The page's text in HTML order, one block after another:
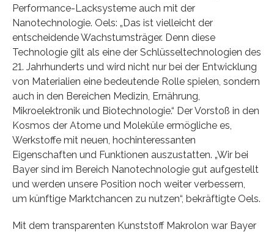
Performance-Lacksysteme auch mit der
Nanotechnologie. Oels: „Das ist vielleicht der
entscheidende Wachstumsträger. Denn diese
Technologie gilt als eine der Schlüsseltechnologien des
21. Jahrhunderts und wird nicht nur bei der Entwicklung
von Materialien eine bedeutende Rolle spielen, sondern
auch in den Bereichen Medizin, Ernährung,
Mikroelektronik und Biotechnologie.“ Der Vorstoß in den
Kosmos der Atome und Moleküle ermögliche es,
Werkstoffe mit neuen, hochinteressanten
Eigenschaften und Funktionen auszustatten. „Wir bei
Bayer sind im Bereich Nanotechnologie gut aufgestellt
und werden unsere Position noch weiter verbessern,
um künftige Marktchancen zu nutzen“, bekräftigte Oels.
Mit dem transparenten Kunststoff Makrolon war Bayer